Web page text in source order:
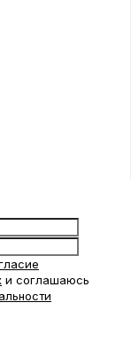
и соглашаюсь